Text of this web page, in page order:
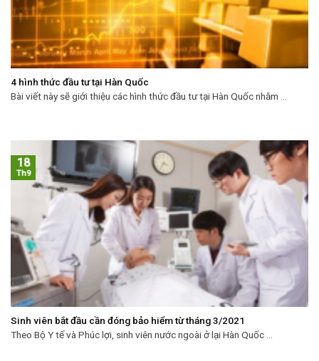
4 hình thức đầu tư tại Hàn Quốc
Bài viết này sẽ giới thiệu các hình thức đầu tư tại Hàn Quốc nhằm ...
Sinh viên bắt đầu cần đóng bảo hiểm từ tháng 3/2021
Theo Bộ Y tế và Phúc lợi, sinh viên nước ngoài ở lại Hàn Quốc ...
18
Th9